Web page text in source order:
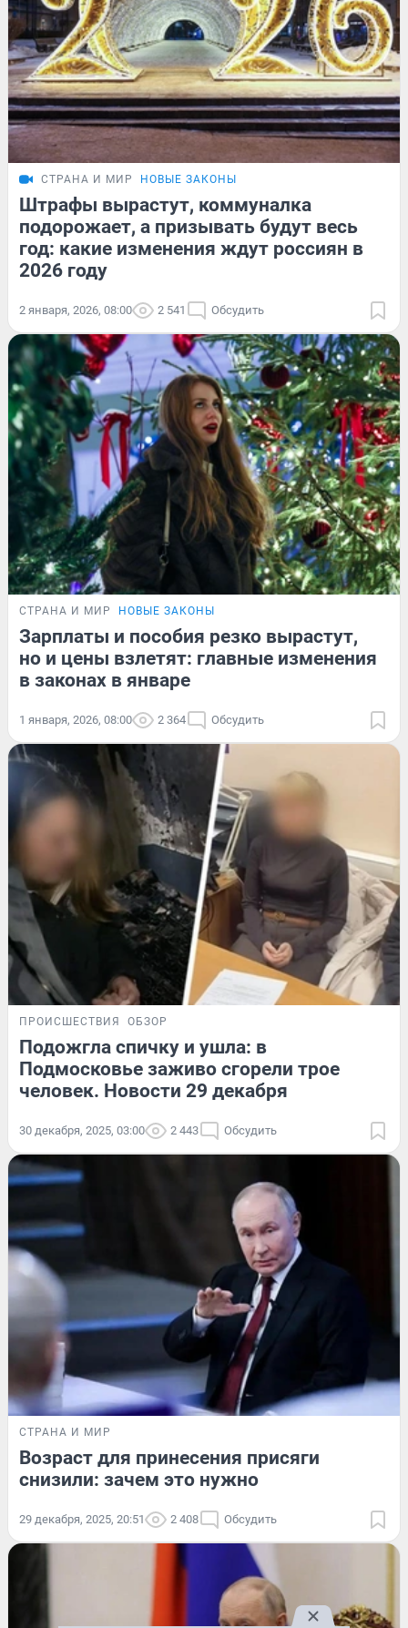
СТРАНА И МИР НОВЫЕ ЗАКОНЫ
Штрафы вырастут, коммуналка
подорожает, а призывать будут весь
год: какие изменения ждут россиян в
2026 году
2 января, 2026, 08:00 2 541 Обсудить
СТРАНА И МИР НОВЫЕ ЗАКОНЫ
Зарплаты и пособия резко вырастут,
но и цены взлетят: главные изменения
в законах в январе
1 января, 2026, 08:00 2 364 Обсудить
ПРОИСШЕСТВИЯ ОБЗОР
Подожгла спичку и ушла: в
Подмосковье заживо сгорели трое
человек. Новости 29 декабря
30 декабря, 2025, 03:00 2 443 Обсудить
СТРАНА И МИР
Возраст для принесения присяги
снизили: зачем это нужно
29 декабря, 2025, 20:51 2 408 Обсудить